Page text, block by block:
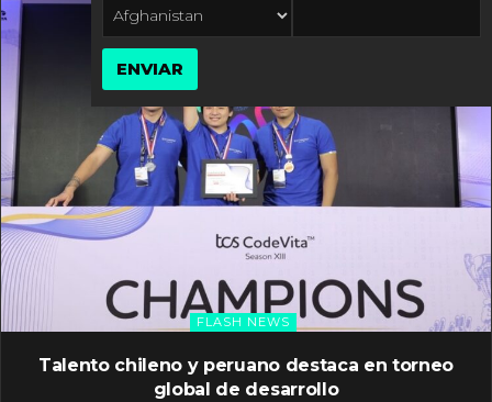
FLASH NEWS
Talento chileno y peruano destaca en torneo
global de desarrollo
ENVIAR